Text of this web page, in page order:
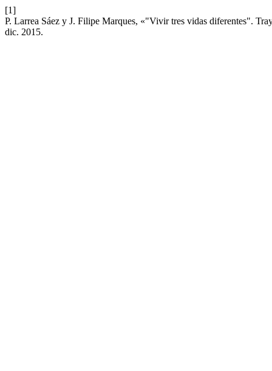
[1]
P. Larrea Sáez y J. Filipe Marques, «"Vivir tres vidas diferentes".
dic. 2015.